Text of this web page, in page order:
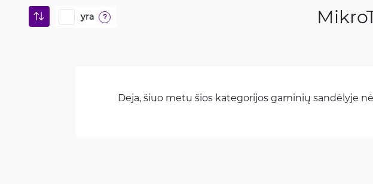
yra ?
Deja, šiuo metu šios kategorijos gaminių sandėlyje